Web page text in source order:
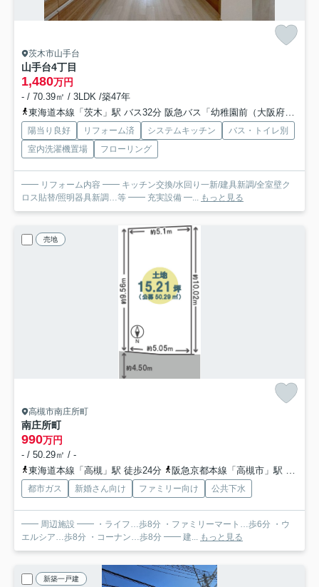
茨木市山手台
山手台4丁目
1,480万円
- / 70.39㎡ / 3LDK /築47年
東海道本線「茨木」駅 バス32分 阪急バス「幼稚園前（大阪府）」 停歩7分
陽当り良好 リフォーム済 システムキッチン
バス・トイレ別
室内洗濯機置場
フローリング
━━ リフォーム内容 ━━ キッチン交換/水回り一新/建具新調/全室壁ク
ロス貼替/照明器具新調…等 ━━ 充実設備 ━... もっと見る
売地
高槻市南庄所町
南庄所町
990万円
- / 50.29㎡ / -
東海道本線「高槻」駅 徒歩24分
阪急京都本線「高槻市」駅 徒歩25分
都市ガス 新婚さん向け ファミリー向け 公共下水
━━ 周辺施設 ━━ ・ライフ…歩8分 ・ファミリーマート…歩6分 ・ウ
エルシア…歩8分 ・コーナン…歩8分 ━━ 建... もっと見る
新築一戸建